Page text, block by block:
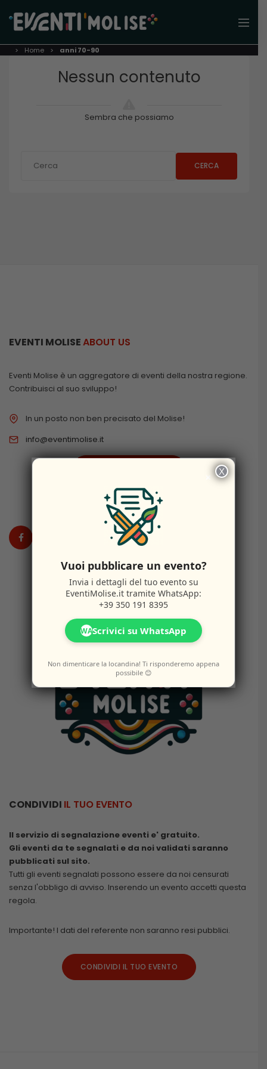
Home anni 70-90
Nessun contenuto
Sembra che possiamo
CERCA
EVENTI MOLISEABOUT US
Eventi Molise è un aggregatore di eventi della nostra regione.
Contribuisci al suo sviluppo!
In un posto non ben precisato del Molise!
info@eventimolise.it
DISCLAIMER
CONDIVIDI IL TUO EVENTO
Il servizio di segnalazione eventi e' gratuito.
Gli eventi da te segnalati e da noi validati saranno
pubblicati sul sito.
Tutti gli eventi segnalati possono essere da noi censurati
senza l'obbligo di avviso. Inserendo un evento accetti questa
regola.
Importante! I dati del referente non saranno resi pubblici.
CONDIVIDI IL TUO EVENTO
×
Vuoi pubblicare un evento?
Invia i dettagli del tuo evento su
EventiMolise.it tramite WhatsApp:
+39 350 191 8395
WAScrivici su WhatsApp
Non dimenticare la locandina! Ti risponderemo appena
possibile 😊
X